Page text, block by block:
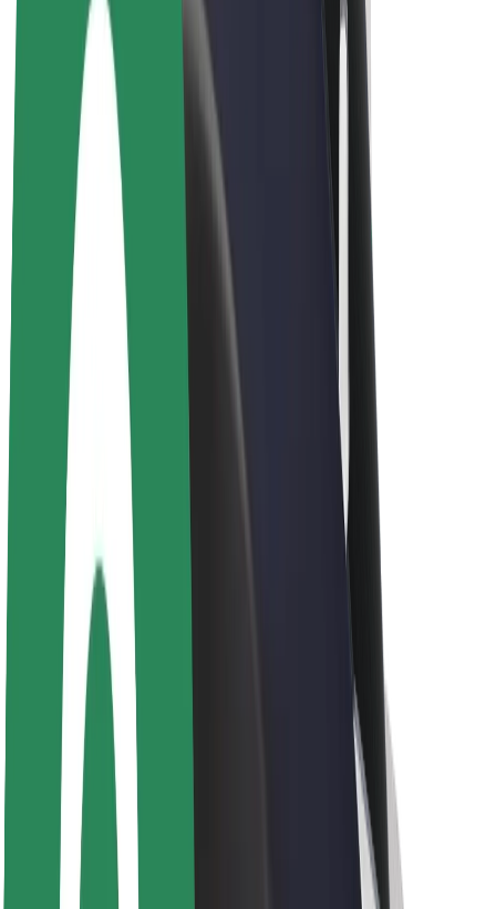
„Bolt Plus“
Užsidirbkite su „Bolt“
Vairuotojai
Vairuotojo pajamos
Kurjeriai
Kurjerio pajamos
„Bolt Food“ restoranai ir parduotuvės
Automobilių nuomos parkai
Franšizės
Karjera
Apie „Bolt“
„Bolt“ tvarumo politika
Projektas „Zero“
Tinklaraštis
Naujienų centras
Prekių ženklo gairės
Misija
Investuotojams
Vadovybė
Prekės ženklas
Žiniasklaidai
„Urban Fund“